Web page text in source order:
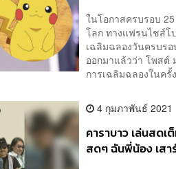
ในโอกาสครบรอบ
โลก ทางแฟรนไชส์โ
เฉลิมฉลองวันครบร
ออกมาแล้วว่า โพสต์
การเฉลิมฉลองในค
4 กุมภาพันธ์ 2021
คาราบาว เล่นสด
สดๆ ฉันพี่น้อง เส